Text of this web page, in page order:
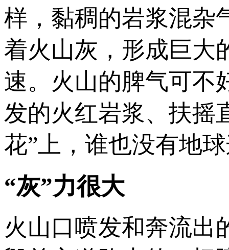
样，黏稠的岩浆混杂
着火山灰，形成巨大
速。火山的脾气可不
发的火红岩浆、扶摇
花”上，谁也没有地
“灰”力很大
火山口喷发和奔流出